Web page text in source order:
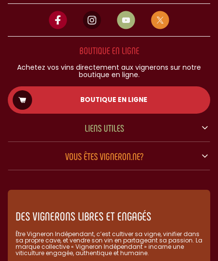
BOUTIQUE EN LIGNE
Achetez vos vins directement aux vignerons sur notre
boutique en ligne.
BOUTIQUE EN LIGNE
LIENS UTILES
VOUS ÊTES VIGNERON.NE?
DES VIGNERONS LIBRES ET ENGAGÉS
Être Vigneron Indépendant, c’est cultiver sa vigne, vinifier dans
sa propre cave, et vendre son vin en partageant sa passion. La
marque collective « Vigneron Indépendant » incarne une
viticulture engagée, authentique et humaine.​